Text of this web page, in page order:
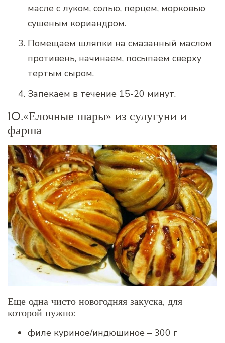
масле с луком, солью, перцем, морковью
сушеным кориандром.
Помещаем шляпки на смазанный маслом
противень, начинаем, посыпаем сверху
тертым сыром.
Запекаем в течение 15-20 минут.
10.«Елочные шары» из сулугуни и
фарша
Еще одна чисто новогодняя закуска, для
которой нужно:
филе куриное/индюшиное – 300 г